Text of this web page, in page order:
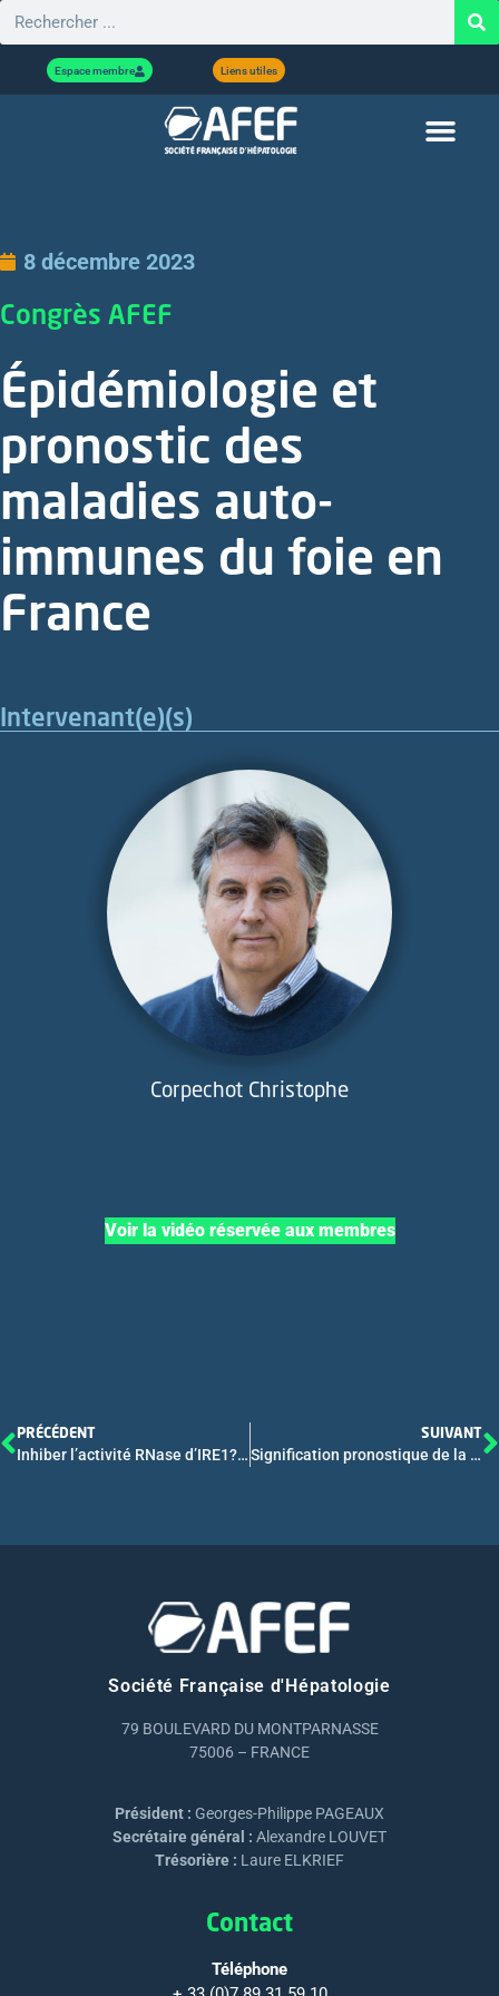
Espace membre Liens utiles
8 décembre 2023
Congrès AFEF
Épidémiologie et
pronostic des
maladies auto-
immunes du foie en
France
Intervenant(e)(s)
Corpechot Christophe
Voir la vidéo réservée aux membres
PRÉCÉDENT
Inhiber l’activité RNase d’IRE1? améliore l’efficacité du sorafénib, traitement de référence du CHC
SUIVANT
Signification pronostique de la variation de la mesure de la dureté du foie au cours du temps chez les patients atteints de cholangite biliaire primitive
Société Française d'Hépatologie
79 BOULEVARD DU MONTPARNASSE
75006 – FRANCE
Président : Georges-Philippe PAGEAUX
Secrétaire général : Alexandre LOUVET
Trésorière : Laure ELKRIEF
Contact
Téléphone